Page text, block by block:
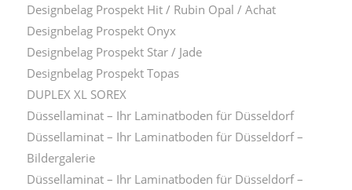
Designbelag Prospekt Hit / Rubin Opal / Achat
Designbelag Prospekt Onyx
Designbelag Prospekt Star / Jade
Designbelag Prospekt Topas
DUPLEX XL SOREX
Düssellaminat – Ihr Laminatboden für Düsseldorf
Düssellaminat – Ihr Laminatboden für Düsseldorf –
Bildergalerie
Düssellaminat – Ihr Laminatboden für Düsseldorf –